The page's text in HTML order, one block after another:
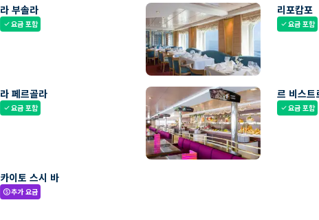
라 부솔라
check요금 포함
리포캄포
check요금 포함
라 페르골라
check요금 포함
르 비스트
check요금 포함
카이토 스시 바
paid추가 요금